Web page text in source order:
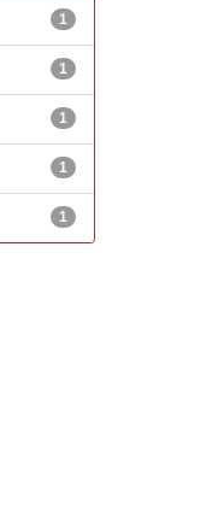
1
1
1
1
1